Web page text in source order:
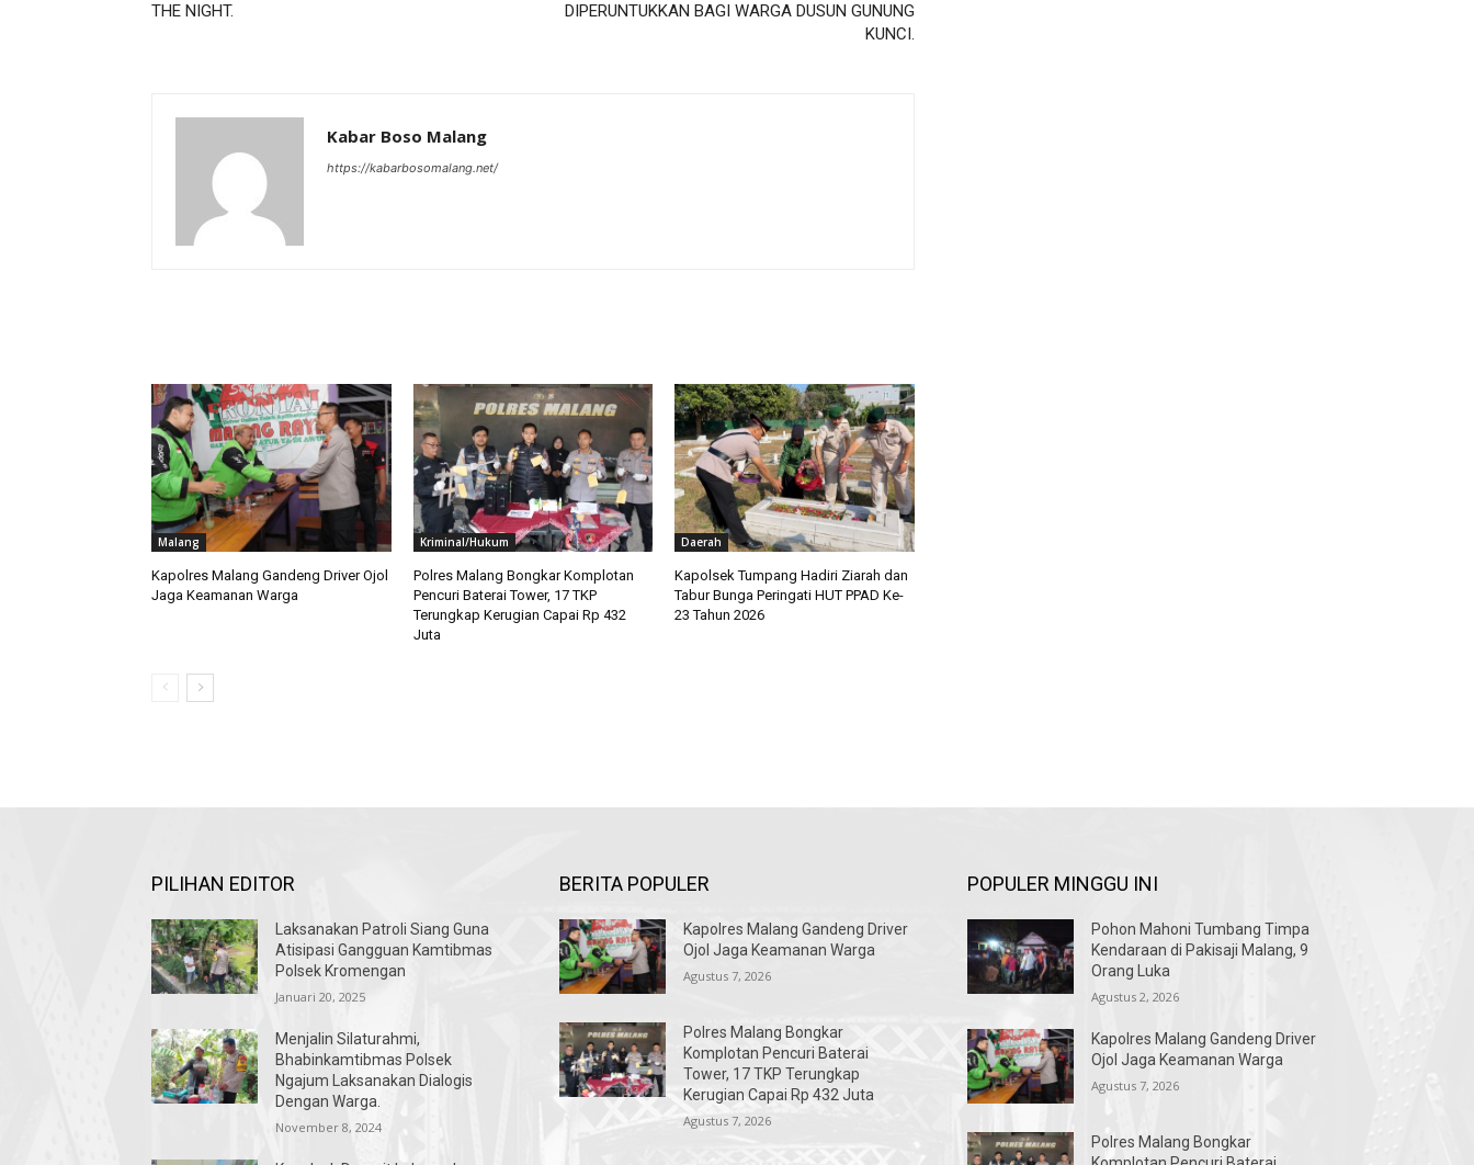
THE NIGHT.
DIPERUNTUKKAN BAGI WARGA DUSUN GUNUNG
KUNCI.
Kabar Boso Malang
https://kabarbosomalang.net/
Malang
Kapolres Malang Gandeng Driver Ojol
Jaga Keamanan Warga
Kriminal/Hukum
Polres Malang Bongkar Komplotan
Pencuri Baterai Tower, 17 TKP
Terungkap Kerugian Capai Rp 432
Juta
Daerah
Kapolsek Tumpang Hadiri Ziarah dan
Tabur Bunga Peringati HUT PPAD Ke-
23 Tahun 2026
PILIHAN EDITOR
Laksanakan Patroli Siang Guna
Atisipasi Gangguan Kamtibmas
Polsek Kromengan
Januari 20, 2025
Menjalin Silaturahmi,
Bhabinkamtibmas Polsek
Ngajum Laksanakan Dialogis
Dengan Warga.
November 8, 2024
BERITA POPULER
Kapolres Malang Gandeng Driver
Ojol Jaga Keamanan Warga
Agustus 7, 2026
Polres Malang Bongkar
Komplotan Pencuri Baterai
Tower, 17 TKP Terungkap
Kerugian Capai Rp 432 Juta
Agustus 7, 2026
POPULER MINGGU INI
Pohon Mahoni Tumbang Timpa
Kendaraan di Pakisaji Malang, 9
Orang Luka
Agustus 2, 2026
Kapolres Malang Gandeng Driver
Ojol Jaga Keamanan Warga
Agustus 7, 2026
Polres Malang Bongkar